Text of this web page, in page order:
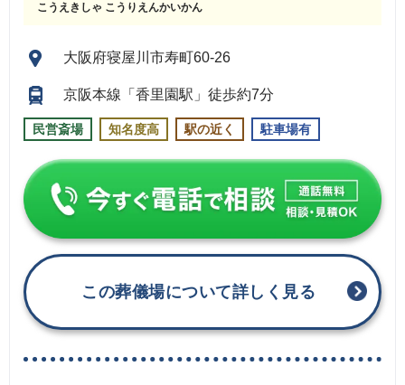
こうえきしゃ こうりえんかいかん
大阪府寝屋川市寿町60-26
京阪本線「香里園駅」徒歩約7分
民営斎場 知名度高 駅の近く 駐車場有
この葬儀場について詳しく見る